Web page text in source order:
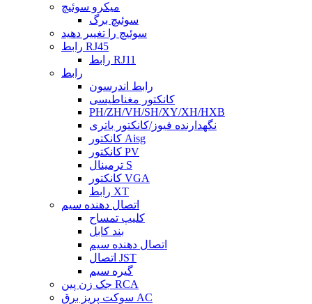
میکرو سوئیچ
سوئیچ برگ
سوئیچ را تغییر دهید
رابط RJ45
رابط RJ11
رابط
رابط اندرسون
کانکتور مغناطیسی
PH/ZH/VH/SH/XY/XH/HXB
نگهدارنده فیوز/کانکتور باتری
کانکتور Aisg
کانکتور PV
ترمینال S
کانکتور VGA
رابط XT
اتصال دهنده سیم
کلیپ تمساح
بند کابل
اتصال دهنده سیم
اتصال JST
گیره سیم
جک زن پین RCA
سوکت پریز برق AC